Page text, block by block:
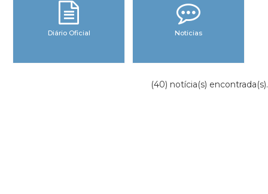
Diário Oficial Noticias
(40) notícia(s) encontrada(s).